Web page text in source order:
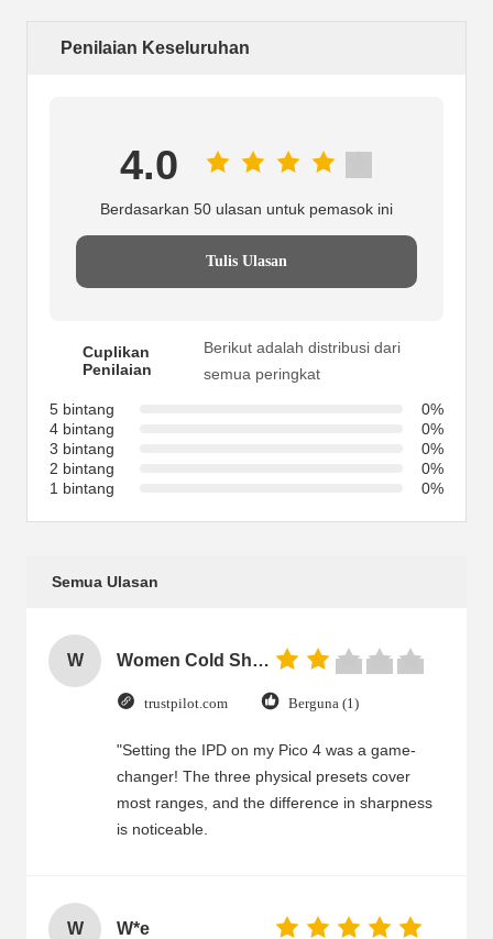
Penilaian Keseluruhan
4.0
Berdasarkan 50 ulasan untuk pemasok ini
Tulis Ulasan
Cuplikan
Penilaian
Berikut adalah distribusi dari
semua peringkat
5 bintang
0%
4 bintang
0%
3 bintang
0%
2 bintang
0%
1 bintang
0%
Semua Ulasan
W Women Cold Shoulder V Neck Rayon Blouse
trustpilot.com Berguna (1)
"Setting the IPD on my Pico 4 was a game-
changer! The three physical presets cover
most ranges, and the difference in sharpness
is noticeable.
W W*e